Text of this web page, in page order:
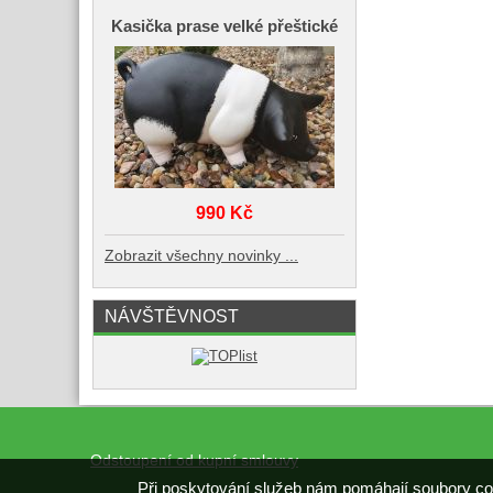
Kasička prase velké přeštické
990 Kč
Zobrazit všechny novinky ...
NÁVŠTĚVNOST
Odstoupení od kupní smlouvy
Při poskytování služeb nám pomáhají soubory